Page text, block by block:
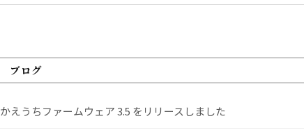
ブログ
かえうちファームウェア 3.5 をリリースしました